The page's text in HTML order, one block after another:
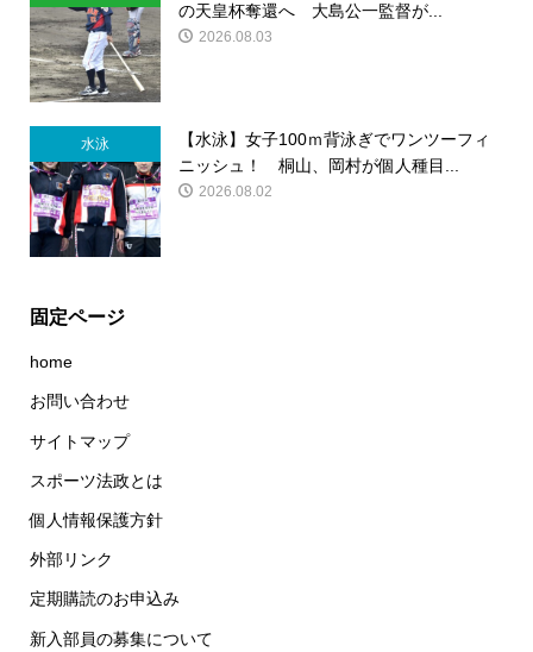
の天皇杯奪還へ 大島公一監督が...
2026.08.03
水泳
【水泳】女子100ｍ背泳ぎでワンツーフィ
ニッシュ！ 桐山、岡村が個人種目...
2026.08.02
固定ページ
home
お問い合わせ
サイトマップ
スポーツ法政とは
個人情報保護方針
外部リンク
定期購読のお申込み
新入部員の募集について